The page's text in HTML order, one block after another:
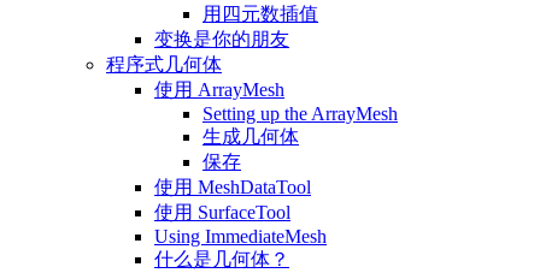
用四元数插值
变换是你的朋友
程序式几何体
使用 ArrayMesh
Setting up the ArrayMesh
生成几何体
保存
使用 MeshDataTool
使用 SurfaceTool
Using ImmediateMesh
什么是几何体？